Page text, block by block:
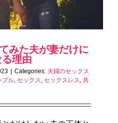
みた夫が妻だけに
理由
Categories: 夫婦のセックス
プル, セックス, セックスレス, 共